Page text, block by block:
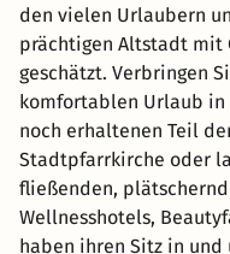
den vielen Urlaubern
prächtigen Altstadt mit
geschätzt. Verbringen
komfortablen Urlaub
noch erhaltenen Teil
Stadtpfarrkirche oder
fließenden,
Wellnesshotels,
haben ihren Sitz in